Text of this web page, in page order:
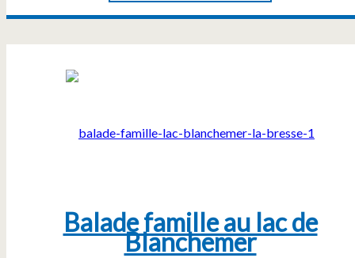
Balade famille au lac de
Blanchemer